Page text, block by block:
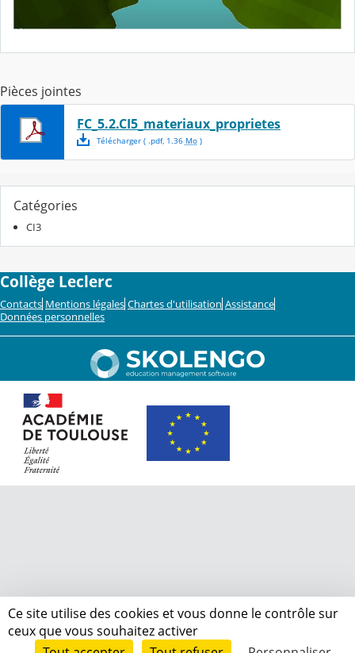
Pièces jointes
FC_5.2.CI5_materiaux_proprietes
Télécharger( .pdf, 1.36 Mo)
Catégories
CI3
Collège Leclerc
Contacts Mentions légales Chartes d'utilisation Assistance
Données personnelles
Ce site utilise des cookies et vous donne le contrôle sur
ceux que vous souhaitez activer